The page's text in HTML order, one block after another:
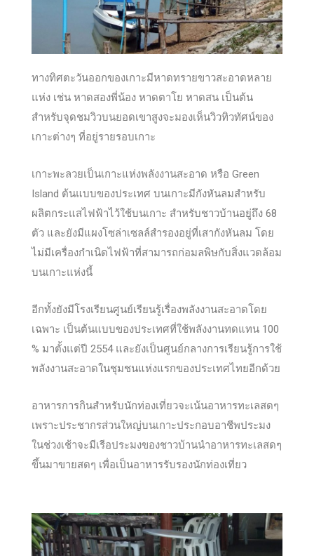
ทางทิศตะวันออกของเกาะมีหาดทรายขาวสะอาดหลาย
แห่ง เช่น หาดสองพี่น้อง หาดตาโย หาดสน เป็นต้น
สำหรับจุดชมวิวบนยอดเขาสูงจะมองเห็นวิวทิวทัศน์ของ
เกาะต่างๆ ที่อยู่รายรอบเกาะ
เกาะพะลวยเป็นเกาะแห่งพลังงานสะอาด หรือ Green
Island ต้นแบบของประเทศ บนเกาะมีกังหันลมสำหรับ
ผลิตกระแสไฟฟ้าไว้ใช้บนเกาะ สำหรับชาวบ้านอยู่ถึง 68
ตัว และยังมีแผงโซล่าเซลล์สำรองอยู่ที่เสากังหันลม โดย
ไม่มีเครื่องกำเนิดไฟฟ้าที่สามารถก่อมลพิษกับสิ่งแวดล้อม
บนเกาะแห่งนี้
อีกทั้งยังมีโรงเรียนศูนย์เรียนรู้เรื่องพลังงานสะอาดโดย
เฉพาะ เป็นต้นแบบของประเทศที่ใช้พลังงานทดแทน 100
% มาตั้งแต่ปี 2554 และยังเป็นศูนย์กลางการเรียนรู้การใช้
พลังงานสะอาดในชุมชนแห่งแรกของประเทศไทยอีกด้วย
อาหารการกินสำหรับนักท่องเที่ยวจะเน้นอาหารทะเลสดๆ
เพราะประชากรส่วนใหญ่บนเกาะประกอบอาชีพประมง
ในช่วงเช้าจะมีเรีอประมงของชาวบ้านนำอาหารทะเลสดๆ
ขึ้นมาขายสดๆ เพื่อเป็นอาหารรับรองนักท่องเที่ยว